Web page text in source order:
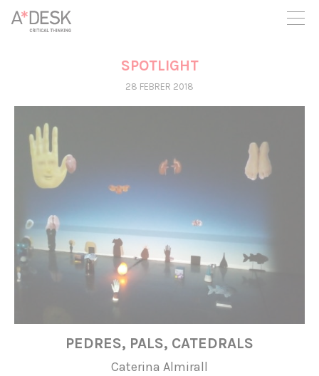
seguim necessitant-te per a poder seguir endavant. Ara pots
participar del projecte i recolzar-lo.
SPOTLIGHT
28 FEBRER 2018
PEDRES, PALS, CATEDRALS
Caterina Almirall